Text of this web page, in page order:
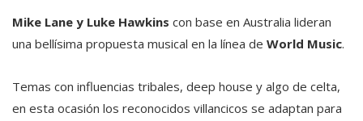
Mike Lane y Luke Hawkins con base en Australia lideran
una bellísima propuesta musical en la línea de World Music.
Temas con influencias tribales, deep house y algo de celta,
en esta ocasión los reconocidos villancicos se adaptan para